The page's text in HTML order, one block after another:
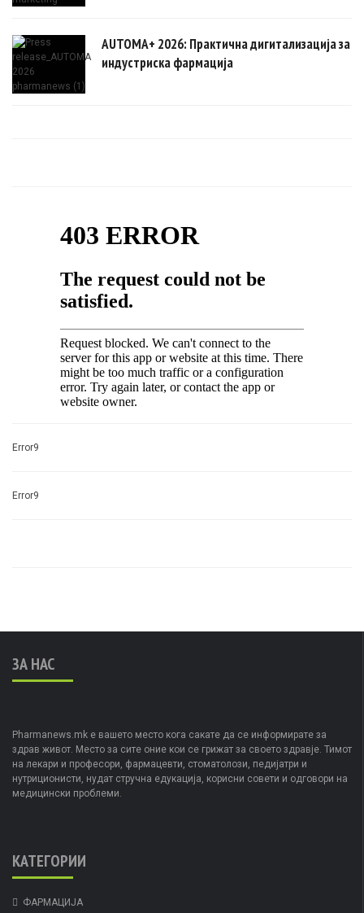
AUTOMA+ 2026: Практична дигитализација за
индустриска фармација
Error9
Error9
ЗА НАС
Pharmanews.mk е вашето место кога сакате да се информирате за
здрав живот. Место за сите оние кои се грижат за своето здравје. Тимот
на лекари и професори, фармацевти, стоматолози, педијатри и
нутриционисти, нудат стручна едукација, корисни совети и одговори на
медицински проблеми.
КАТЕГОРИИ
ФАРМАЦИЈА